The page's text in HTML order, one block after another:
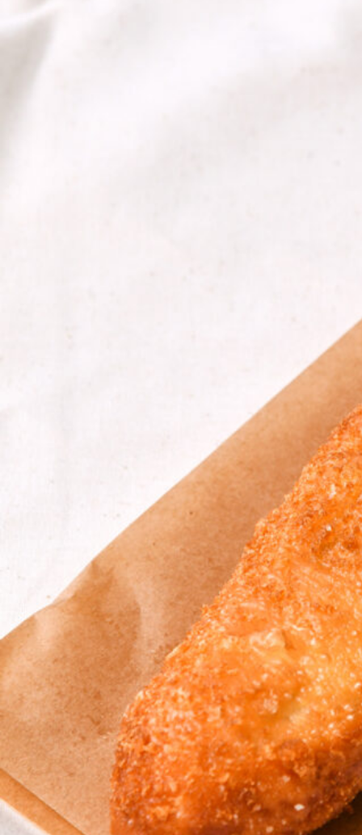
誠光社で選びました。
おすすめの本
紹介します。
おすすめのイベント